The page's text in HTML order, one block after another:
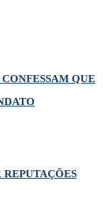
QUE
REPUTAÇÕES